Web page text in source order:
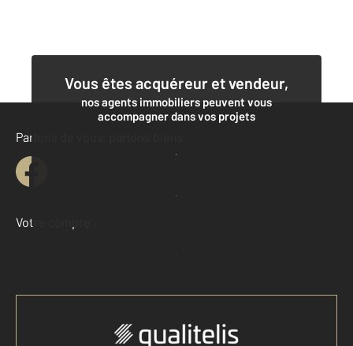
Vous êtes acquéreur et vendeur,
nos agents immobiliers peuvent vous
accompagner dans vos projets
Contacter l'agence
Demander une estimation
Parlons de vous, parlons biens
Votre compte :
Accéder à mon compte